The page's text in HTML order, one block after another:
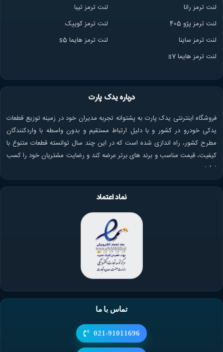
لنت ترمز رانا
لنت ترمز تیبا
لنت ترمز پژو 405
لنت ترمز کوییک
لنت ترمز ساینا
لنت ترمز هایما s5
لنت ترمز هایما s7
درباره یدک پارت
فروشگاه اینترنتی یدک پارت به پشتوانه تجربه مدیران خود در زمینه توزیع قطعات
یدکی خودرو در کشور و با دلیل ارتباط مستقیم و بدون واسطه با واردکنندگان
مطرح کشور، راه اندازی شده است که در این چند سال توانسته قطعات متنوع با
کیفیت، قیمت مناسب و برند های برتر عرضه کند و رضایت مشتریان خود را کسب
نماید.
نماد اعتماد
تماس با ما
021-91011696